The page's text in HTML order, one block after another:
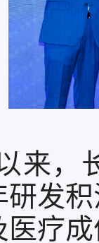
来，
研发
疗